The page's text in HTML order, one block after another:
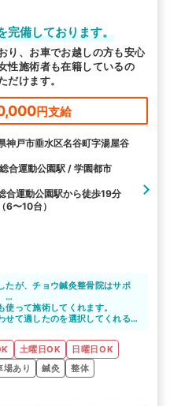
完備しております。
り、お車でお越しの方も安心
性施術者も在籍しているの
だけます。
円支給
神戸市垂水区名谷町字湯屋谷
合運動公園駅 / 学園都市
合運動公園駅から徒歩19分
6〜10台）
たが、チョウ鍼灸整骨院はサポ
供の様子を見ていてくれたお
を受ける事ができました。駐車
って施術してくれます。
せて適したのを選択してくれる
土曜日OK
日曜日OK
場あり 鍼灸
整体